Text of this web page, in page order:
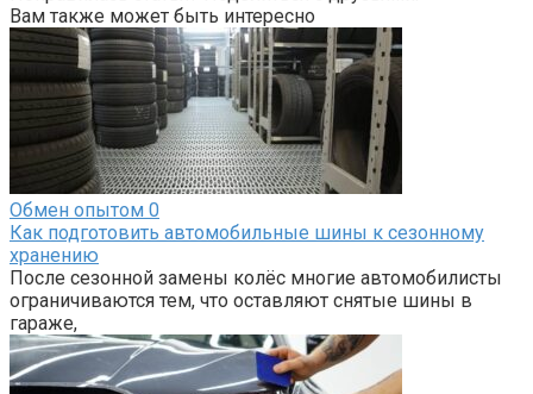
Вам также может быть интересно
Обмен опытом 0
Как подготовить автомобильные шины к сезонному
хранению
После сезонной замены колёс многие автомобилисты
ограничиваются тем, что оставляют снятые шины в
гараже,